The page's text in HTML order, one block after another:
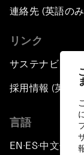
連絡先 (英語の
リンク
サステナビリテ
採用情報 (英語の
言語
EN ▪ES▪中文▪ 日